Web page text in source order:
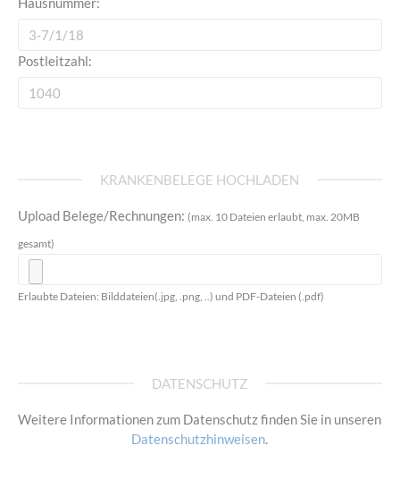
Postleitzahl:
KRANKENBELEGE HOCHLADEN
Upload Belege/Rechnungen: (max. 10 Dateien erlaubt, max. 20MB
gesamt)
Erlaubte Dateien: Bilddateien(.jpg, .png, ..) und PDF-Dateien (.pdf)
DATENSCHUTZ
Weitere Informationen zum Datenschutz finden Sie in unseren
Datenschutzhinweisen.